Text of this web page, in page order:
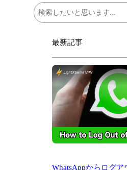
検
索
最新記事
WhatsAppからログア